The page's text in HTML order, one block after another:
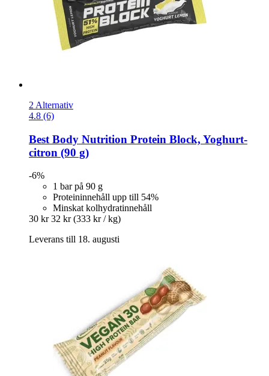
2 Alternativ
4.8 (6)
Best Body Nutrition Protein Block, Yoghurt-​
citron (90 g)
-6%
1 bar på 90 g
Proteininnehåll upp till 54%
Minskat kolhydratinnehåll
30 kr 32 kr (333 kr / kg)
Leverans till 18. augusti